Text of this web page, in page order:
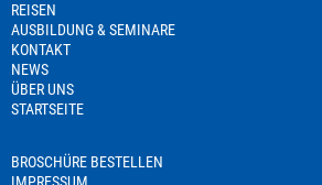
REISEN
AUSBILDUNG & SEMINARE
KONTAKT
NEWS
ÜBER UNS
STARTSEITE
BROSCHÜRE BESTELLEN